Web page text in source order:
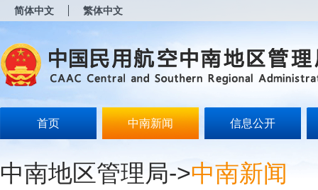
简体中文 繁体中文
首页 中南新闻 信息公开
中南地区管理局->中南新闻
开
无
障
说
Alt